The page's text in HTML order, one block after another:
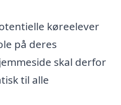
køreelever
på deres
skal derfor
til alle